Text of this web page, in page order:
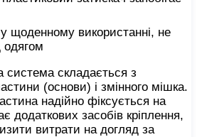
щоденному використанні, не
одягом
система складається з
(основи) і змінного мішка.
надійно фіксується на
додаткових засобів кріплення,
витрати на догляд за